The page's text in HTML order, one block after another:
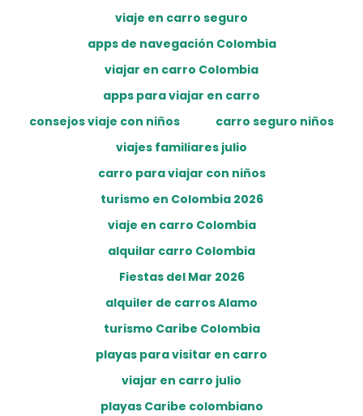
viaje en carro seguro
apps de navegación Colombia
viajar en carro Colombia
apps para viajar en carro
consejos viaje con niños
carro seguro niños
viajes familiares julio
carro para viajar con niños
turismo en Colombia 2026
viaje en carro Colombia
alquilar carro Colombia
Fiestas del Mar 2026
alquiler de carros Alamo
turismo Caribe Colombia
playas para visitar en carro
viajar en carro julio
playas Caribe colombiano